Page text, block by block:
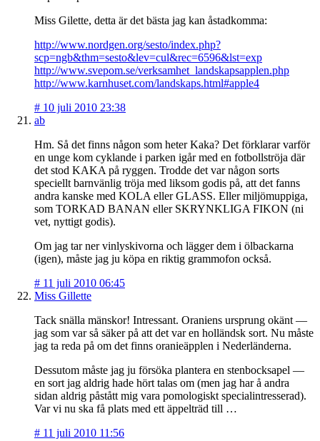
Miss Gilette, detta är det bästa jag kan åstadkomma:
http://www.nordgen.org/sesto/index.php?
scp=ngb&thm=sesto&lev=cul&rec=6596&lst=exp
http://www.svepom.se/verksamhet_landskapsapplen.php
http://www.karnhuset.com/landskaps.html#apple4
# 10 juli 2010 23:38
ab
Hm. Så det finns någon som heter Kaka? Det förklarar varför
en unge kom cyklande i parken igår med en fotbollströja där
det stod KAKA på ryggen. Trodde det var någon sorts
speciellt barnvänlig tröja med liksom godis på, att det fanns
andra kanske med KOLA eller GLASS. Eller miljömuppiga,
som TORKAD BANAN eller SKRYNKLIGA FIKON (ni
vet, nyttigt godis).
Om jag tar ner vinlyskivorna och lägger dem i ölbackarna
(igen), måste jag ju köpa en riktig grammofon också.
# 11 juli 2010 06:45
Miss Gillette
Tack snälla mänskor! Intressant. Oraniens ursprung okänt —
jag som var så säker på att det var en holländsk sort. Nu måste
jag ta reda på om det finns oranieäpplen i Nederländerna.
Dessutom måste jag ju försöka plantera en stenbocksapel —
en sort jag aldrig hade hört talas om (men jag har å andra
sidan aldrig påstått mig vara pomologiskt specialintresserad).
Var vi nu ska få plats med ett äppelträd till …
# 11 juli 2010 11:56